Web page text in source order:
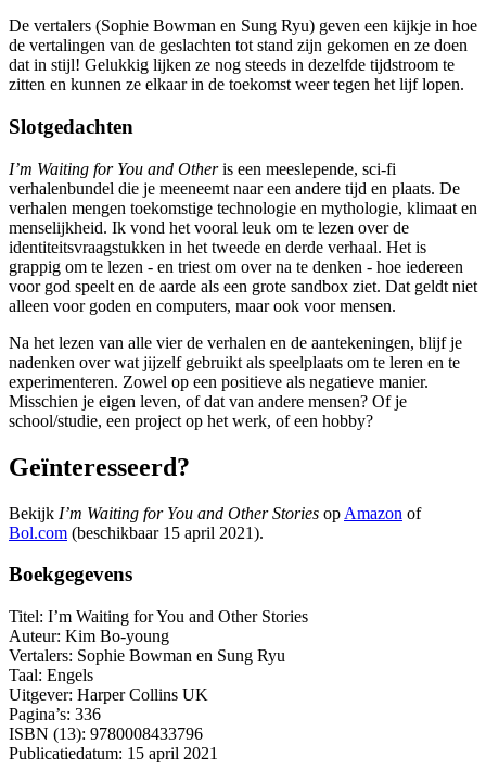
De vertalers (Sophie Bowman en Sung Ryu) geven een kijkje in hoe
de vertalingen van de geslachten tot stand zijn gekomen en ze doen
dat in stijl! Gelukkig lijken ze nog steeds in dezelfde tijdstroom te
zitten en kunnen ze elkaar in de toekomst weer tegen het lijf lopen.
Slotgedachten
I’m Waiting for You and Otheris een meeslepende, sci-fi
verhalenbundel die je meeneemt naar een andere tijd en plaats. De
verhalen mengen toekomstige technologie en mythologie, klimaat en
menselijkheid. Ik vond het vooral leuk om te lezen over de
identiteitsvraagstukken in het tweede en derde verhaal. Het is
grappig om te lezen - en triest om over na te denken - hoe iedereen
voor god speelt en de aarde als een grote sandbox ziet. Dat geldt niet
alleen voor goden en computers, maar ook voor mensen.
Na het lezen van alle vier de verhalen en de aantekeningen, blijf je
nadenken over wat jijzelf gebruikt als speelplaats om te leren en te
experimenteren. Zowel op een positieve als negatieve manier.
Misschien je eigen leven, of dat van andere mensen? Of je
school/studie, een project op het werk, of een hobby?
Geïnteresseerd?
Bekijk I’m Waiting for You and Other Stories op Amazon of
Bol.com (beschikbaar 15 april 2021).
Boekgegevens
Titel: I’m Waiting for You and Other Stories
Auteur: Kim Bo-young
Vertalers: Sophie Bowman en Sung Ryu
Taal: Engels
Uitgever: Harper Collins UK
Pagina’s: 336
ISBN (13): 9780008433796
Publicatiedatum: 15 april 2021